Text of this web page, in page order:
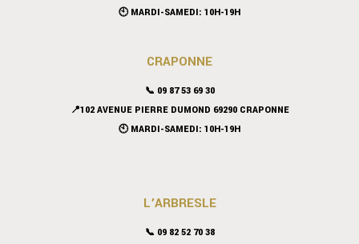
🕙 MARDI-SAMEDI: 10H-19H
CRAPONNE
📞 09 87 53 69 30
📍102 AVENUE PIERRE DUMOND 69290 CRAPONNE
🕙 MARDI-SAMEDI: 10H-19H
L’ARBRESLE
📞 09 82 52 70 38